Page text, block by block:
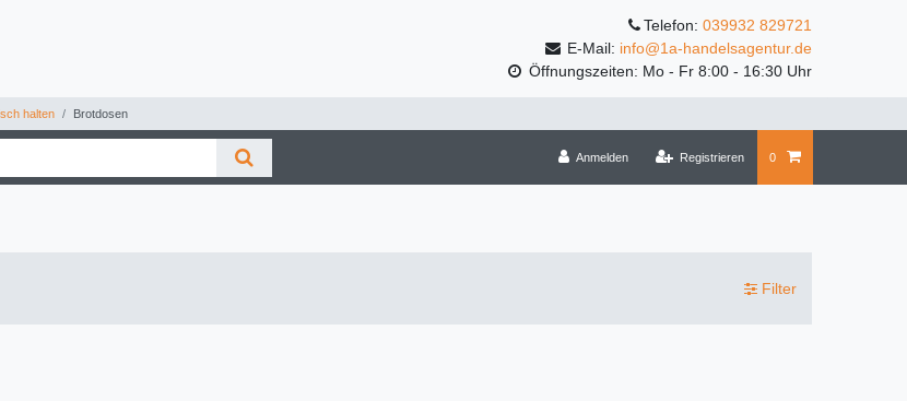
Telefon: 039932 829721
E-Mail: info@1a-handelsagentur.de
Öffnungszeiten: Mo - Fr 8:00 - 16:30 Uhr
halten Brotdosen
Anmelden Registrieren 0
Filter